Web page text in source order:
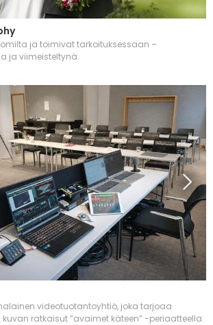
ja toimivat tarkoituksessaan –
ja viimeisteltynä.
videotuotantoyhtiö, joka tarjoaa
kuvan ratkaisut ”avaimet käteen” -periaatteella.